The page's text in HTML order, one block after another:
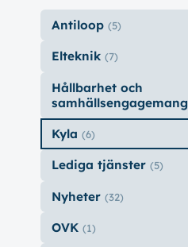
Antiloop (5)
Elteknik (7)
Hållbarhet och
samhällsengagemang
Kyla (6)
Lediga tjänster (5)
Nyheter (32)
OVK (1)